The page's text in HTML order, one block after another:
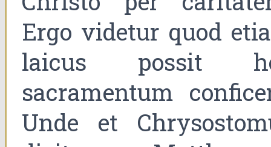
Ergo videtur quod
laicus possit
sacramentum
Unde et